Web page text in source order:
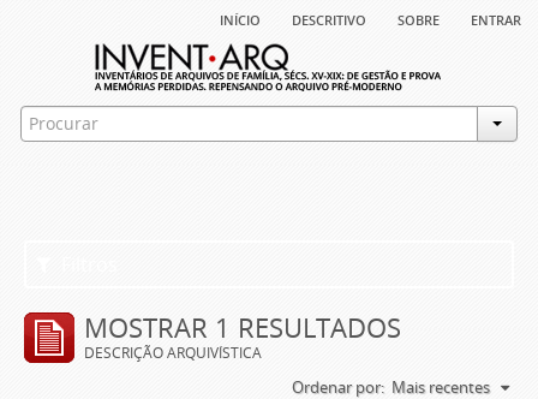
início descritivo sobre entrar
MOSTRAR 1 RESULTADOS
DESCRIÇÃO ARQUIVÍSTICA
Ordenar por: Mais recentes